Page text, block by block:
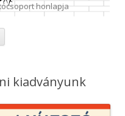
honlapja
Kilépés
tartalomba
kiadványunk